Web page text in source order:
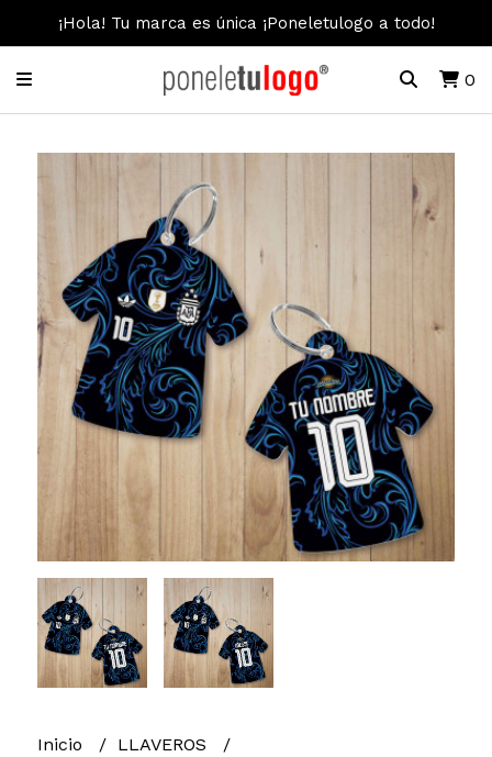
¡Hola! Tu marca es única ¡Poneletulogo a todo!
0
Inicio
LLAVEROS